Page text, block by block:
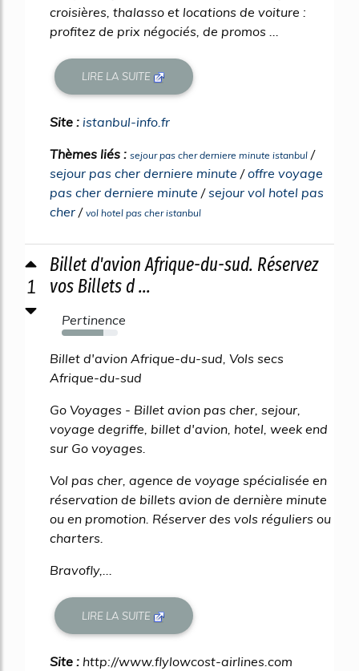
croisières, thalasso et locations de voiture :
profitez de prix négociés, de promos ...
LIRE LA SUITE
Site : istanbul-info.fr
Thèmes liés : sejour pas cher derniere minute istanbul /
sejour pas cher derniere minute /offre voyage
pas cher derniere minute /sejour vol hotel pas
cher / vol hotel pas cher istanbul
1
Billet d'avion Afrique-du-sud. Réservez
vos Billets d ...
Pertinence
74%
Billet d'avion Afrique-du-sud, Vols secs
Afrique-du-sud
Go Voyages - Billet avion pas cher, sejour,
voyage degriffe, billet d'avion, hotel, week end
sur Go voyages.
Vol pas cher, agence de voyage spécialisée en
réservation de billets avion de dernière minute
ou en promotion. Réserver des vols réguliers ou
charters.
Bravofly,...
LIRE LA SUITE
Site : http://www.flylowcost-airlines.com